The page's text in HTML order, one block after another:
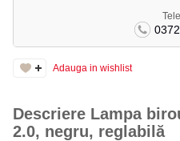
Adauga in wishlist
Descriere Lampa
2.0, negru, reglabilă